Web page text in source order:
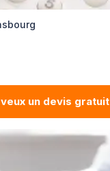
un devis gratuit